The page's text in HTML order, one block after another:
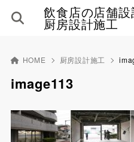
飲食店の店舗
厨房設計施工
HOME 厨房設計施工
image113